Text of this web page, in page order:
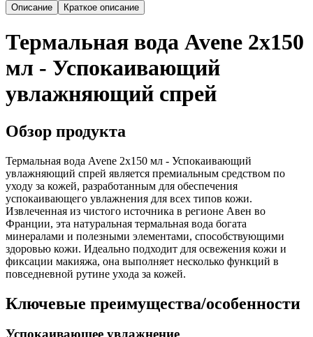
Описание Краткое описание
Термальная вода Avene 2x150
мл - Успокаивающий
увлажняющий спрей
Обзор продукта
Термальная вода Avene 2x150 мл - Успокаивающий
увлажняющий спрей является премиальным средством по
уходу за кожей, разработанным для обеспечения
успокаивающего увлажнения для всех типов кожи.
Извлеченная из чистого источника в регионе Авен во
Франции, эта натуральная термальная вода богата
минералами и полезными элементами, способствующими
здоровью кожи. Идеально подходит для освежения кожи и
фиксации макияжа, она выполняет несколько функций в
повседневной рутине ухода за кожей.
Ключевые преимущества/особенности